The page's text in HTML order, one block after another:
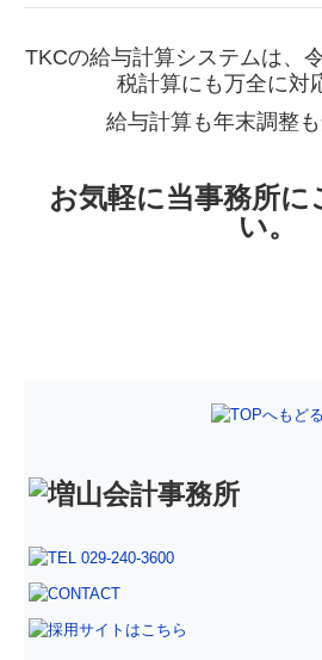
TKCの給与計算システムは、
税計算にも万全に対
給与計算も年末調整も
お気軽に当事務所に
い。